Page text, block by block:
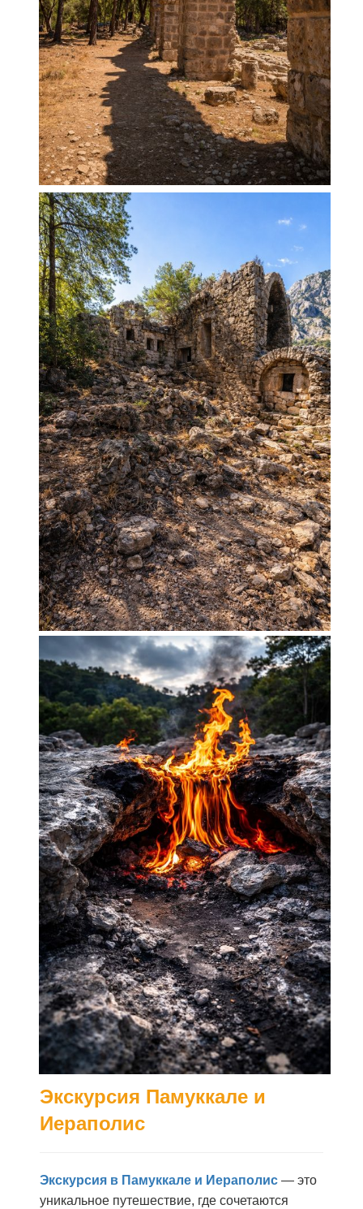
Экскурсия Памуккале и
Иераполис
Экскурсия в Памуккале и Иераполис — это
уникальное путешествие, где сочетаются